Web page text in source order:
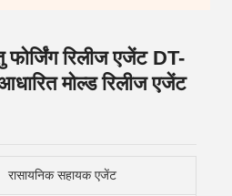
फोर्जिंग रिलीज एजेंट DT-
मोल्ड रिलीज एजेंट
रासायनिक सहायक एजेंट